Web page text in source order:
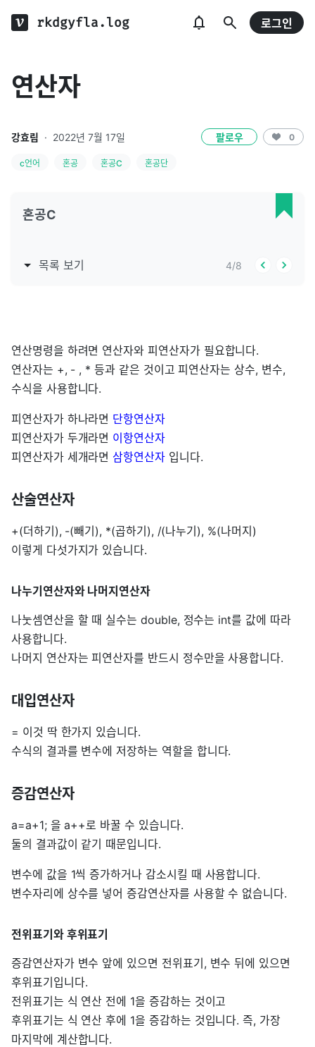
rkdgyfla.log 로그인
연산자
강효림 · 2022년 7월 17일 팔로우 0
c언어 혼공 혼공C 혼공단
혼공C
목록 보기 4/8
연산명령을 하려면 연산자와 피연산자가 필요합니다.
연산자는 +, - , * 등과 같은 것이고 피연산자는 상수, 변수,
수식을 사용합니다.
피연산자가 하나라면 단항연산자
피연산자가 두개라면 이항연산자
피연산자가 세개라면 삼항연산자입니다.
산술연산자
+(더하기), -(빼기), *(곱하기), /(나누기), %(나머지)
이렇게 다섯가지가 있습니다.
나누기연산자와 나머지연산자
나눗셈연산을 할 때 실수는 double, 정수는 int를 값에 따라
사용합니다.
나머지 연산자는 피연산자를 반드시 정수만을 사용합니다.
대입연산자
= 이것 딱 한가지 있습니다.
수식의 결과를 변수에 저장하는 역할을 합니다.
증감연산자
a=a+1; 을 a++로 바꿀 수 있습니다.
둘의 결과값이 같기 때문입니다.
변수에 값을 1씩 증가하거나 감소시킬 때 사용합니다.
변수자리에 상수를 넣어 증감연산자를 사용할 수 없습니다.
전위표기와 후위표기
증감연산자가 변수 앞에 있으면 전위표기, 변수 뒤에 있으면
후위표기입니다.
전위표기는 식 연산 전에 1을 증감하는 것이고
후위표기는 식 연산 후에 1을 증감하는 것입니다. 즉, 가장
마지막에 계산합니다.